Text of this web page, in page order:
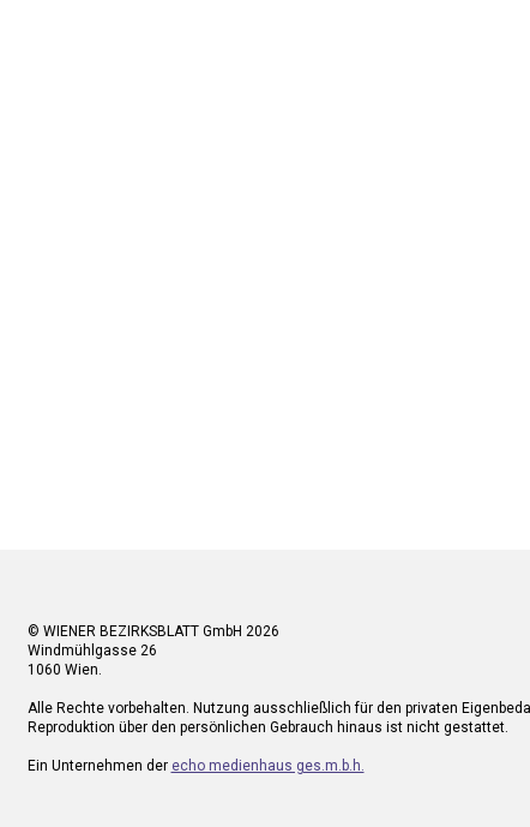
© WIENER BEZIRKSBLATT GmbH 2026
Windmühlgasse 26
1060 Wien.
Alle Rechte vorbehalten. Nutzung ausschließlich für den privaten
Reproduktion über den persönlichen Gebrauch hinaus ist nicht gestattet.
Ein Unternehmen der echo medienhaus ges.m.b.h.